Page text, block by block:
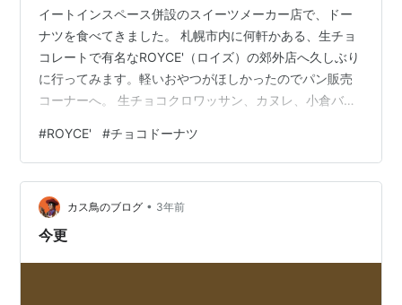
イートインスペース併設のスイーツメーカー店で、ドー
ナツを食べてきました。 札幌市内に何軒かある、生チョ
コレートで有名なROYCE'（ロイズ）の郊外店へ久しぶり
に行ってみます。軽いおやつがほしかったのでパン販売
コーナーへ。 生チョコクロワッサン、カヌレ、小倉バタ
す。が、こちらの人気パンBEST3 から 本日のおすすめ！
チョコドーナツ（イートイン価格 165円）と決め、会計
をすませます。 そして、カフェ風の気持ちのよいイート
インスペースのテーブル席にトレイを置き、自販機で直
火焙煎珈琲（130円）をぽちっ。 さぁ、コーヒー＆ドー
#ROYCE' #チョコドーナツ
カス鳥のブログ • 3年前
今更